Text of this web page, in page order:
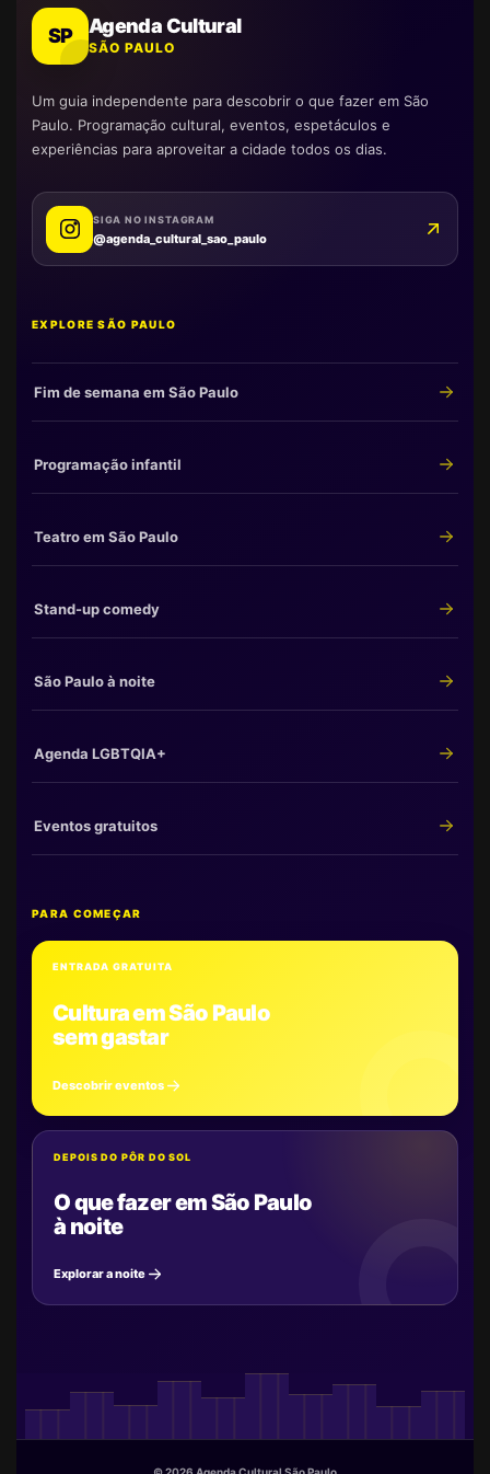
SP Agenda Cultural
SÃO PAULO
Um guia independente para descobrir o que fazer em São
Paulo. Programação cultural, eventos, espetáculos e
experiências para aproveitar a cidade todos os dias.
SIGA NO INSTAGRAM
@agenda_cultural_sao_paulo
EXPLORE SÃO PAULO
Fim de semana em São Paulo
Programação infantil
Teatro em São Paulo
Stand-up comedy
São Paulo à noite
Agenda LGBTQIA+
Eventos gratuitos
PARA COMEÇAR
ENTRADA GRATUITA
Cultura em São Paulo
sem gastar
Descobrir eventos
DEPOIS DO PÔR DO SOL
O que fazer em São Paulo
à noite
Explorar a noite